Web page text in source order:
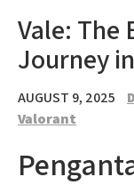
Vale: The
Journey
AUGUST 9, 2025
Valorant